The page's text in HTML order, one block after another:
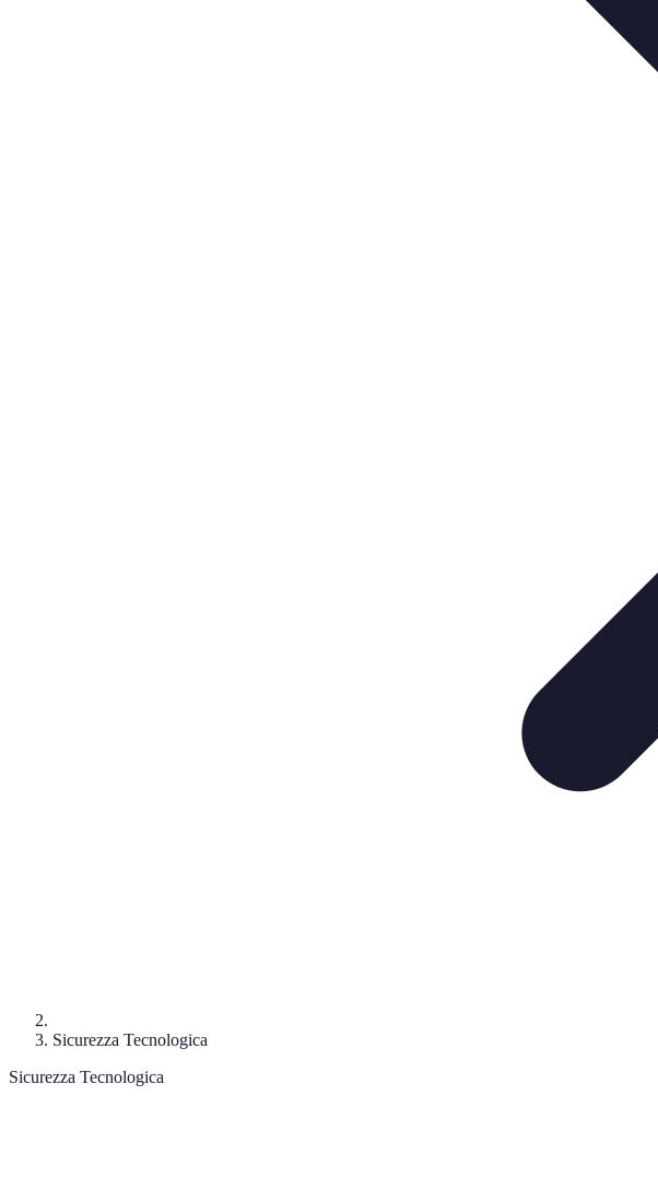
Sicurezza Tecnologica
Sicurezza Tecnologica